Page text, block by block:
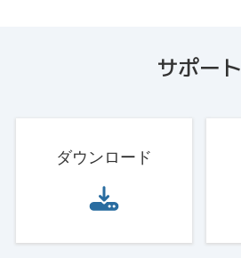
サポート
ダウンロード